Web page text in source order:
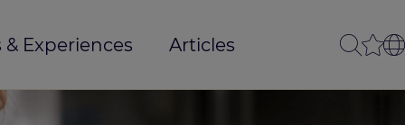
Experiences Articles